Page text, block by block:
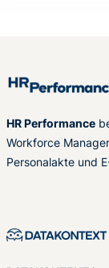
HR Performance
Workforce
Personalakte und